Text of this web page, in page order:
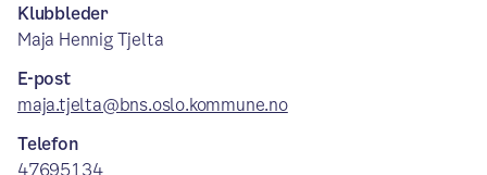
Klubbleder
Maja Hennig Tjelta
E-post
maja.tjelta@bns.oslo.kommune.no
Telefon